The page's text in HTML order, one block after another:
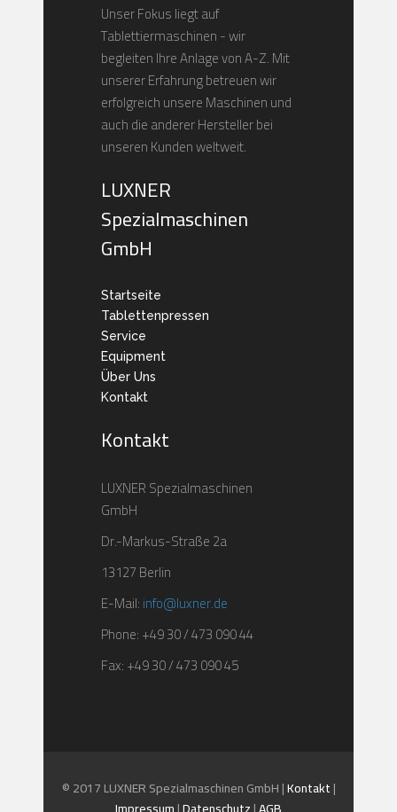
Unser Fokus liegt auf
Tablettiermaschinen - wir
begleiten Ihre Anlage von A-Z. Mit
unserer Erfahrung betreuen wir
erfolgreich unsere Maschinen und
auch die anderer Hersteller bei
unseren Kunden weltweit.
LUXNER
Spezialmaschinen
GmbH
Startseite
Tablettenpressen
Service
Equipment
Über Uns
Kontakt
Kontakt
LUXNER Spezialmaschinen
GmbH
Dr.-Markus-Straße 2a
13127 Berlin
E-Mail:info@luxner.de
Phone: +49 30 / 473 090 44
Fax: +49 30 / 473 090 45
© 2017 LUXNER Spezialmaschinen GmbH |Kontakt|